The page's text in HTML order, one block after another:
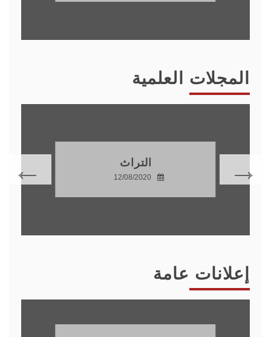
المجلات العلمية
التراث
12/08/2020
إعلانات عامة